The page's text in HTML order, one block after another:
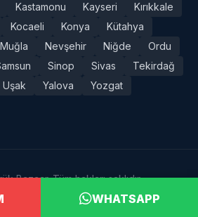
Kastamonu Kayseri
Kırıkkale
Kocaeli Konya
Kütahya
Muğla Nevşehir Niğde
Ordu
Sinop Sivas
Tekirdağ
Uşak Yalova
Yozgat
Bazaar. Tüm hakları saklıdır.
WHATSAPP